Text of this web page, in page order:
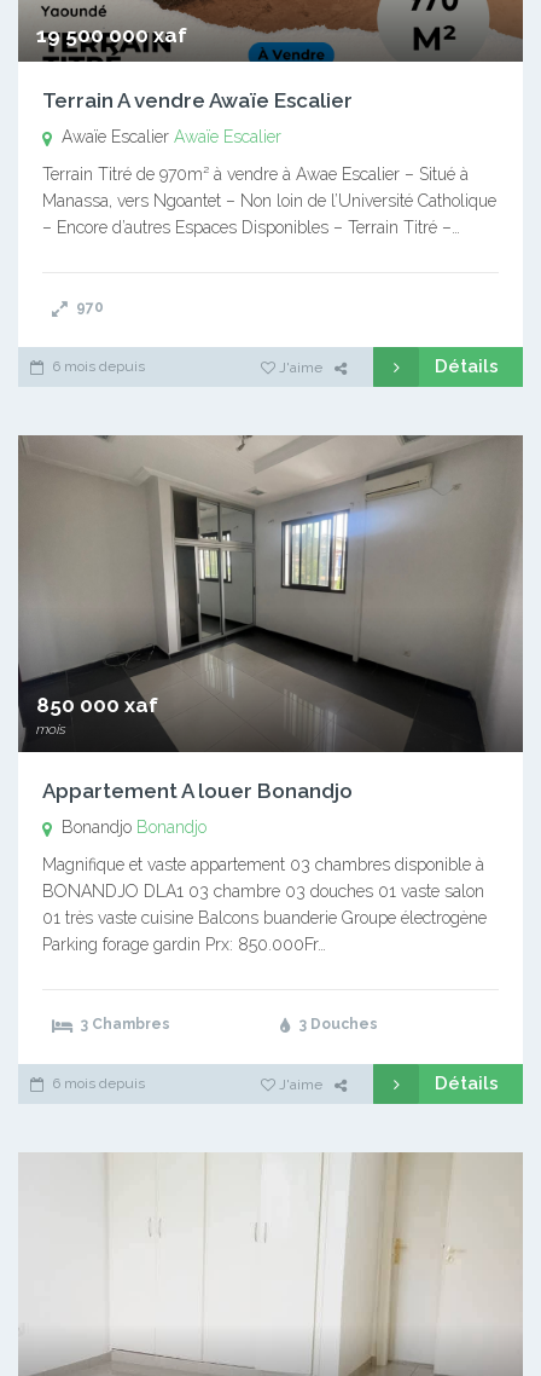
19 500 000 xaf
Terrain A vendre Awaïe Escalier
Awaïe Escalier Awaïe Escalier
Terrain Titré de 970m² à vendre à Awae Escalier – Situé à
Manassa, vers Ngoantet – Non loin de l’Université Catholique
– Encore d’autres Espaces Disponibles – Terrain Titré –…
970
6 mois depuis J'aime Détails
850 000 xaf
mois
Appartement A louer Bonandjo
Bonandjo Bonandjo
Magnifique et vaste appartement 03 chambres disponible à
BONANDJO DLA1 03 chambre 03 douches 01 vaste salon
01 très vaste cuisine Balcons buanderie Groupe électrogène
Parking forage gardin Prx: 850.000Fr…
3 Chambres 3 Douches
6 mois depuis J'aime Détails